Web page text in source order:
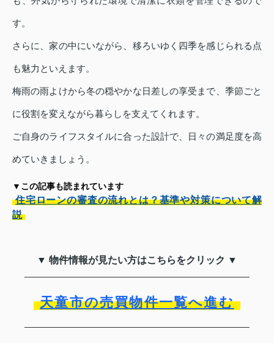
す。
さらに、家の中にいながら、移ろいゆく四季を感じられる点
も魅力といえます。
梅雨の雨よけから冬の穏やかな日差しの享受まで、季節ごと
に役割を変えながら暮らしを支えてくれます。
ご自身のライフスタイルに合った設計で、日々の満足度を高
めていきましょう。
▼この記事も読まれています
住宅ローンの審査の流れとは？基準や対策について解
説
▼ 物件情報が見たい方はこちらをクリック ▼
天童市の売買物件一覧へ進む